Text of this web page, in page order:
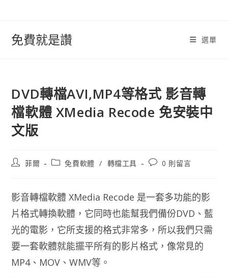
免費就是讚 選單
DVD轉檔AVI,MP4等格式 影音轉
檔軟體 XMedia Recode 免安裝中
文版
文
者:
菲爾
文
別:
免費軟體 / 轉檔工具
文
論：
0 則留言
影音轉檔軟體 XMedia Recode 是一套多功能的影
片格式轉換軟體，它同時也能幫我們備份DVD、藍
光的電影，它所支援的格式非常多，所以我們只需
要一套軟體就能擺平所有的影片格式，像常見的
MP4、MOV、WMV等。